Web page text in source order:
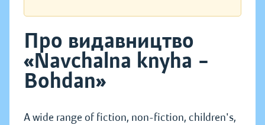
Про видавництво
«Navchalna knyha –
Bohdan»
A wide range of fiction, non-fiction, children's,